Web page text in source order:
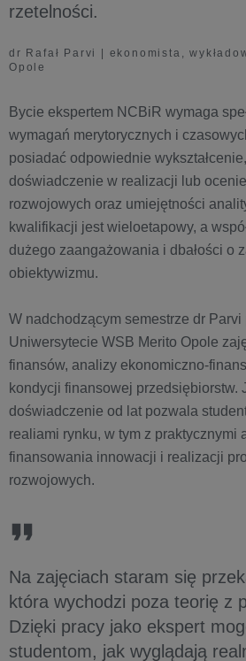
rzetelności.
dr Rafał Parvi | ekonomista,
Opole
Bycie ekspertem NCBiR wymaga
wymagań merytorycznych i
posiadać odpowiednie
doświadczenie w realizacji lub
rozwojowych oraz umiejętności
kwalifikacji jest wieloetapowy, a
dużego zaangażowania i dbałości o
obiektywizmu.
W nadchodzącym semestrze dr
Uniwersytecie WSB Merito Opole
finansów, analizy ekonomiczno-
kondycji finansowej przedsiębiorstw.
doświadczenie od lat pozwala
realiami rynku, w tym z praktycznymi
finansowania innowacji i realizacji
rozwojowych.
Na zajęciach staram się
która wychodzi poza teorię z
Dzięki pracy jako ekspert
studentom, jak wyglądają